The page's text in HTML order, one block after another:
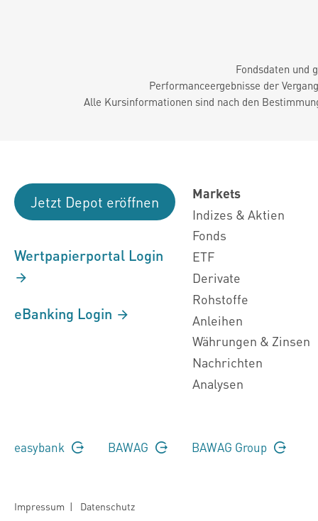
Fondsdaten und
Performanceergebnisse der
Alle Kursinformationen sind nach den
Jetzt Depot eröffnen
Wertpapierportal Login
eBanking Login
Markets
Indizes & Aktien
Fonds
ETF
Derivate
Rohstoffe
Anleihen
Währungen & Zinsen
Nachrichten
Analysen
easybank BAWAG BAWAG Group
Impressum | Datenschutz